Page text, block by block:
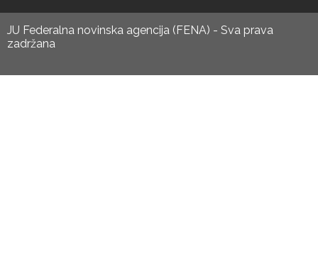
JU Federalna novinska agencija (FENA) - Sva prava
zadržana